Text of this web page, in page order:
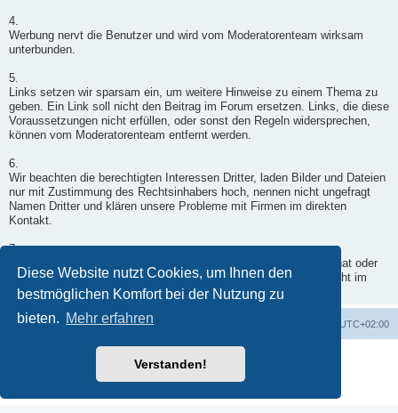
Diese Website nutzt Cookies, um Ihnen den
bestmöglichen Komfort bei der Nutzung zu
bieten. Mehr erfahren
Verstanden!
4.
Werbung nervt die Benutzer und wird vom Moderatorenteam wirksam
unterbunden.
5.
Links setzen wir sparsam ein, um weitere Hinweise zu einem Thema zu
geben. Ein Link soll nicht den Beitrag im Forum ersetzen. Links, die diese
Voraussetzungen nicht erfüllen, oder sonst den Regeln widersprechen,
können vom Moderatorenteam entfernt werden.
6.
Wir beachten die berechtigten Interessen Dritter, laden Bilder und Dateien
nur mit Zustimmung des Rechtsinhabers hoch, nennen nicht ungefragt
Namen Dritter und klären unsere Probleme mit Firmen im direkten
Kontakt.
7.
Wenn ein Moderator doch einmal in Deinen Beitrag eingegriffen hat oder
er nicht freigegeben wurde, wende Dich per Kontaktformular - nicht im
Forum - an einen Moderator.
Foren-Übersicht UTC+02:00
Deutsche Übersetzung durch